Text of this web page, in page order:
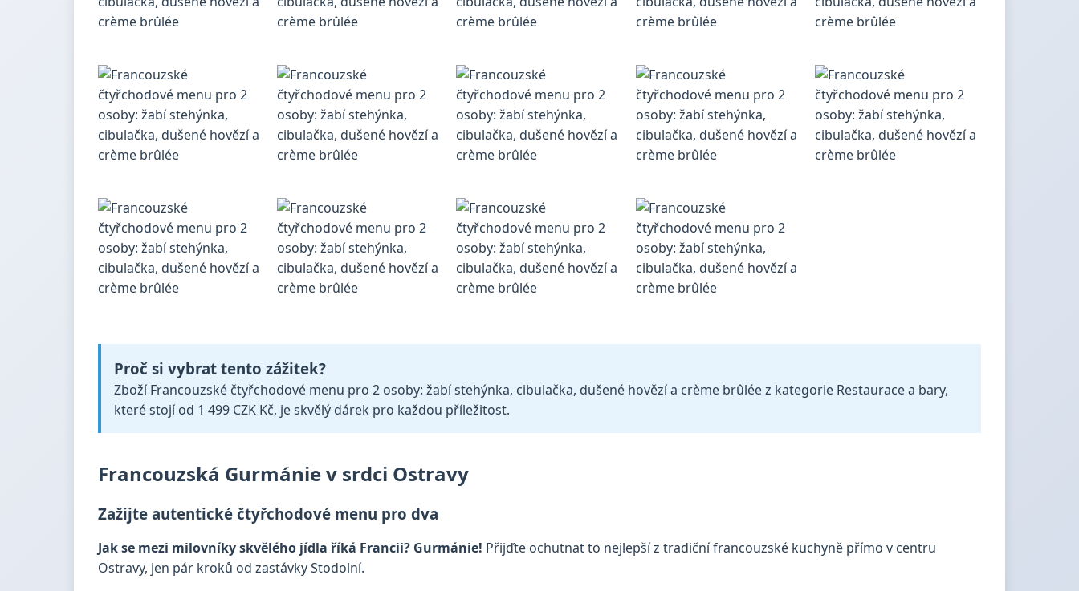
Proč si vybrat tento zážitek?
Zboží Francouzské čtyřchodové menu pro 2 osoby: žabí stehýnka, cibulačka, dušené hovězí a crème brûlée z kategorie Restaurace a bary,
které stojí od 1 499 CZK Kč, je skvělý dárek pro každou příležitost.
Francouzská Gurmánie v srdci Ostravy
Zažijte autentické čtyřchodové menu pro dva
Jak se mezi milovníky skvělého jídla říká Francii? Gurmánie! Přijďte ochutnat to nejlepší z tradiční francouzské kuchyně přímo v centru
Ostravy, jen pár kroků od zastávky Stodolní.